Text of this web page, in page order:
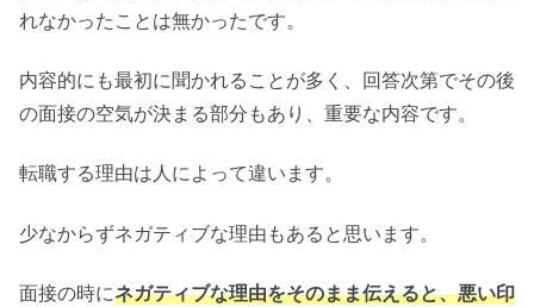
れなかったことは無かったです。
内容的にも最初に聞かれることが多く、回答次第でその後
の面接の空気が決まる部分もあり、重要な内容です。
転職する理由は人によって違います。
少なからずネガティブな理由もあると思います。
面接の時にネガティブな理由をそのまま伝えると、悪い印